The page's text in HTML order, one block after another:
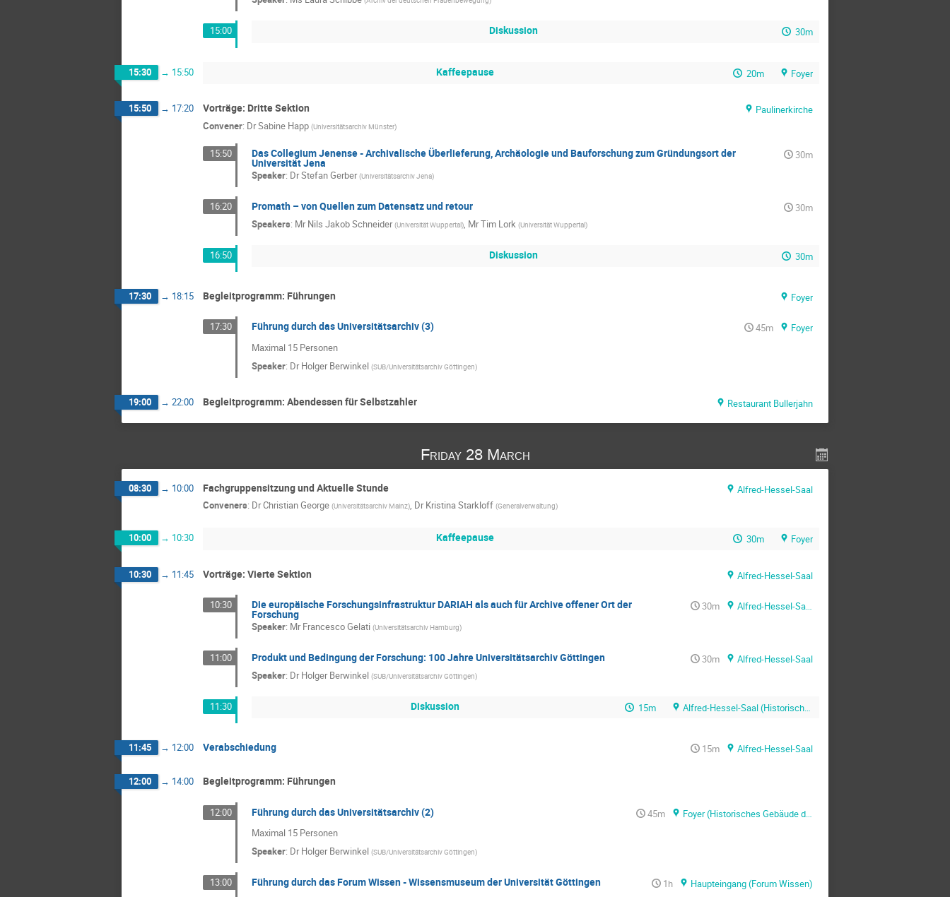
15:00 Diskussion 30m
15:30 → 15:50 Kaffeepause 20m Foyer
15:50 → 17:20 Vorträge: Dritte Sektion
Paulinerkirche
Convener: DrSabine Happ (Universitätsarchiv Münster)
15:50 Das Collegium Jenense - Archivalische Überlieferung, Archäologie und Bauforschung zum Gründungsort der
Universität Jena
30m
Speaker: DrStefan Gerber (Universitätsarchiv Jena)
16:20 Promath – von Quellen zum Datensatz und retour
30m
Speakers: Mr Nils Jakob Schneider (Universität Wuppertal), MrTim Lork (Universität Wuppertal)
16:50 Diskussion 30m
17:30 → 18:15 Begleitprogramm: Führungen Foyer
17:30 Führung durch das Universitätsarchiv (3) 45m
Foyer
Maximal 15 Personen
Speaker: Dr Holger Berwinkel (SUB/Universitätsarchiv Göttingen)
19:00 → 22:00 Begleitprogramm: Abendessen für Selbstzahler Restaurant Bullerjahn
Friday 28 March
08:30 → 10:00 Fachgruppensitzung und Aktuelle Stunde
Alfred-Hessel-Saal
Conveners: DrChristian George (Universitätsarchiv Mainz), Dr Kristina Starkloff (Generalverwaltung)
10:00 → 10:30 Kaffeepause 30m Foyer
10:30 → 11:45 Vorträge: Vierte Sektion Alfred-Hessel-Saal
10:30 Die europäische Forschungsinfrastruktur DARIAH als auch für Archive offener Ort der
Forschung
30m
Alfred-Hessel-Saal
Speaker: Mr Francesco Gelati (Universitätsarchiv Hamburg)
11:00 Produkt und Bedingung der Forschung: 100 Jahre Universitätsarchiv Göttingen 30m
Alfred-Hessel-Saal
Speaker: Dr Holger Berwinkel (SUB/Universitätsarchiv Göttingen)
11:30 Diskussion 15m Alfred-Hessel-Saal (Historisches Gebäude der SUB Göttingen)
11:45 → 12:00 Verabschiedung 15m Alfred-Hessel-Saal
12:00 → 14:00 Begleitprogramm: Führungen
12:00 Führung durch das Universitätsarchiv (2) 45m
Foyer (Historisches Gebäude der SUB Göttingen)
Maximal 15 Personen
Speaker: Dr Holger Berwinkel (SUB/Universitätsarchiv Göttingen)
13:00 Führung durch das Forum Wissen - Wissensmuseum der Universität Göttingen 1h Haupteingang (Forum Wissen)